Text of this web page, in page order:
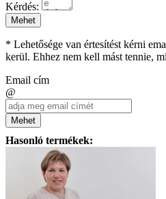
Kérdés:
Mehet
* Lehetősége van értesítést kérni
kerül. Ehhez nem kell mást tennie,
Email cím
@
Mehet
Hasonló termékek: